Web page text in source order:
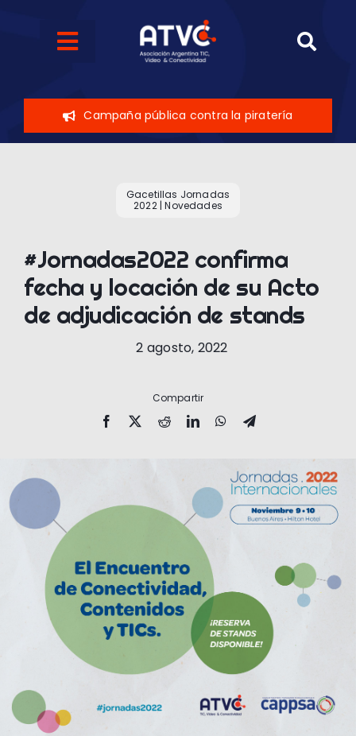
Toggle
Eventos
Sobre el sector
Contáctenos
Campaña pública contra la piratería
Gacetillas Jornadas
2022|Novedades
#Jornadas2022 confirma
fecha y locación de su Acto
de adjudicación de stands
2 agosto, 2022
Compartir